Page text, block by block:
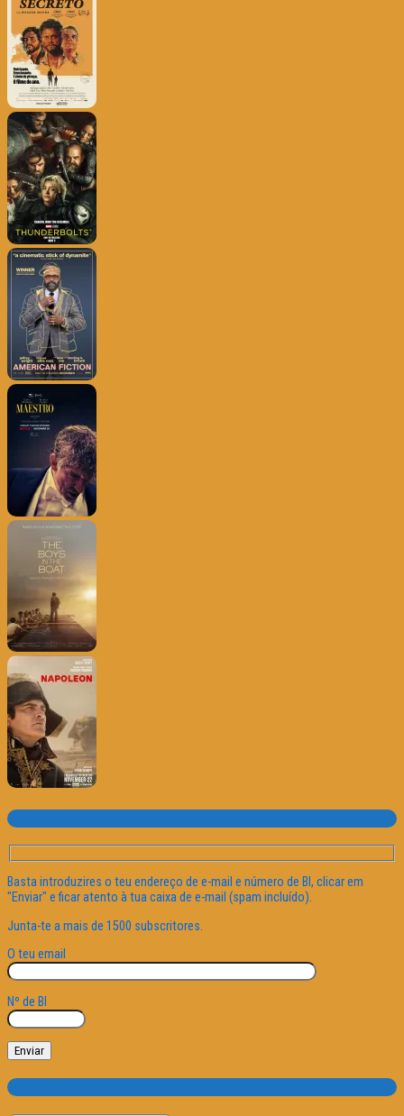
Subscrever o site
Basta introduzires o teu endereço de e-mail e número de BI, clicar em
"Enviar" e ficar atento à tua caixa de e-mail (spam incluído).
Junta-te a mais de 1500 subscritores.
O teu email
Nº de BI
Categorias